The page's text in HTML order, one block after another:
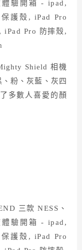
Shield 相機
粉、灰藍、灰四
多數人喜愛的顏